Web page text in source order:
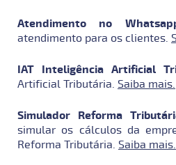
Atendimento no
atendimento para os clientes.
IAT Inteligência Artificial
Artificial Tributária. Saiba mais.
Simulador Reforma
simular os cálculos da
Reforma Tributária. Saiba mais.